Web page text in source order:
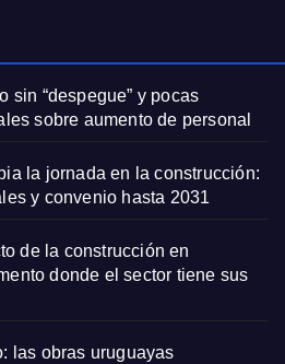
sin “despegue” y pocas
sobre aumento de personal
la jornada en la construcción:
y convenio hasta 2031
de la construcción en
donde el sector tiene sus
las obras uruguayas